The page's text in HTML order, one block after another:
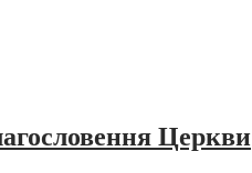
Церкви